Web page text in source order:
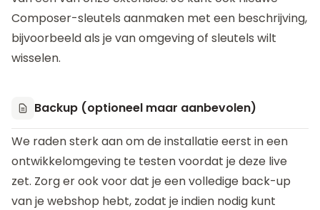
Composer-sleutels aanmaken met een beschrijving,
bijvoorbeeld als je van omgeving of sleutels wilt
wisselen.
Backup (optioneel maar aanbevolen)
We raden sterk aan om de installatie eerst in een
ontwikkelomgeving te testen voordat je deze live
zet. Zorg er ook voor dat je een volledige back-up
van je webshop hebt, zodat je indien nodig kunt